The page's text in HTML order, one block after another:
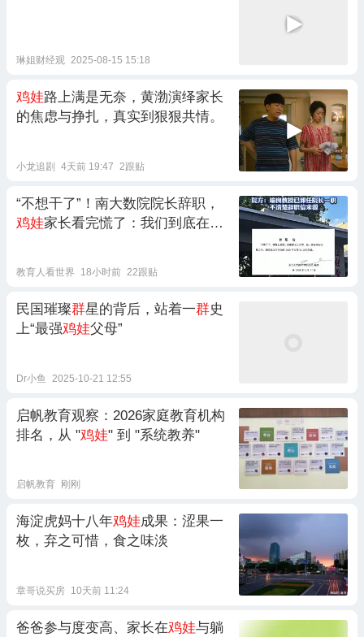
琳姐财经观 2025-08-15 15:18
鸡娃路上满是无奈，黄渤演绎家长
的焦虑与挣扎，真实到狠狠共情。
小龙追剧 4天前 19:47 2跟贴
‌“不想干了”！南大数院院长辞职，
鸡娃家长看完慌了：我们到底在急
教育人看世界 18小时前 22跟贴
民国璀璨群星的背后，站着一群史
上“最强鸡娃父母”
Dr小鱼 2025-10-21 12:55
启帆教育观察：2026家庭教育机构
排名，从 "鸡娃" 到 "系统教养"
启帆教育 刚刚
海淀虎妈十八年鸡娃成果：涩果一
枚，弃之可惜，食之味淡
章哥说买房 10天前 11:24
爸爸参与度变高、家长在鸡娃与躺